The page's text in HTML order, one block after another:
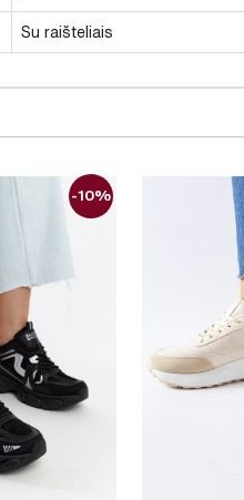
Su raišteliais
-10%